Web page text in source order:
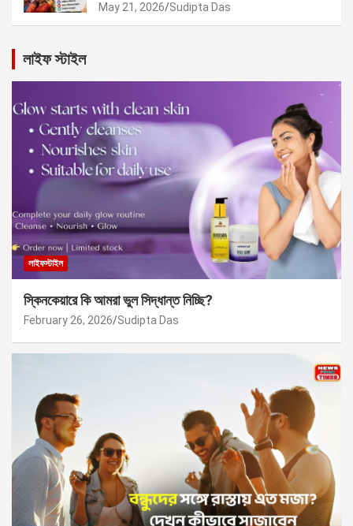
May 21, 2026 Sudipta Das
লাইফ স্টাইল
লাইফস্টাইল
স্কিনকেয়ারে কি আমরা ভুল সিদ্ধান্ত নিচ্ছি?
February 26, 2026 Sudipta Das